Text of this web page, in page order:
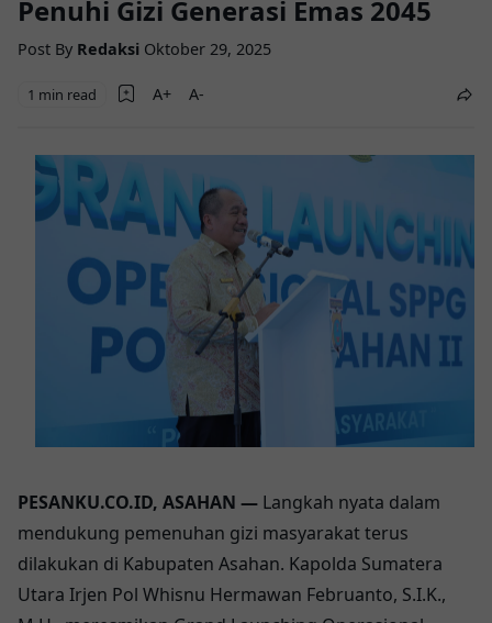
Penuhi Gizi Generasi Emas 2045
Post By Redaksi Oktober 29, 2025
1 min read
PESANKU.CO.ID, ASAHAN — Langkah nyata dalam
mendukung pemenuhan gizi masyarakat terus
dilakukan di Kabupaten Asahan. Kapolda Sumatera
Utara Irjen Pol Whisnu Hermawan Februanto, S.I.K.,